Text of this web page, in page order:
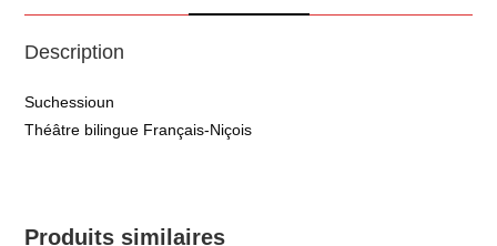
Description
Suchessioun
Théâtre bilingue Français-Niçois
Produits similaires